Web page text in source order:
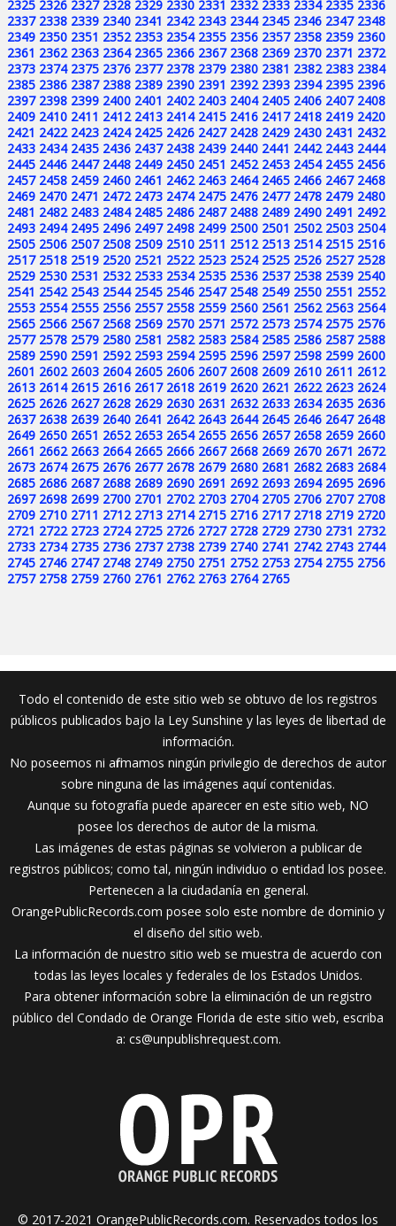
2325 2326 2327 2328 2329 2330 2331 2332 2333 2334 2335 2336
2337 2338 2339 2340 2341 2342 2343 2344 2345 2346 2347 2348
2349 2350 2351 2352 2353 2354 2355 2356 2357 2358 2359 2360
2361 2362 2363 2364 2365 2366 2367 2368 2369 2370 2371 2372
2373 2374 2375 2376 2377 2378 2379 2380 2381 2382 2383 2384
2385 2386 2387 2388 2389 2390 2391 2392 2393 2394 2395 2396
2397 2398 2399 2400 2401 2402 2403 2404 2405 2406 2407 2408
2409 2410 2411 2412 2413 2414 2415 2416 2417 2418 2419 2420
2421 2422 2423 2424 2425 2426 2427 2428 2429 2430 2431 2432
2433 2434 2435 2436 2437 2438 2439 2440 2441 2442 2443 2444
2445 2446 2447 2448 2449 2450 2451 2452 2453 2454 2455 2456
2457 2458 2459 2460 2461 2462 2463 2464 2465 2466 2467 2468
2469 2470 2471 2472 2473 2474 2475 2476 2477 2478 2479 2480
2481 2482 2483 2484 2485 2486 2487 2488 2489 2490 2491 2492
2493 2494 2495 2496 2497 2498 2499 2500 2501 2502 2503 2504
2505 2506 2507 2508 2509 2510 2511 2512 2513 2514 2515 2516
2517 2518 2519 2520 2521 2522 2523 2524 2525 2526 2527 2528
2529 2530 2531 2532 2533 2534 2535 2536 2537 2538 2539 2540
2541 2542 2543 2544 2545 2546 2547 2548 2549 2550 2551 2552
2553 2554 2555 2556 2557 2558 2559 2560 2561 2562 2563 2564
2565 2566 2567 2568 2569 2570 2571 2572 2573 2574 2575 2576
2577 2578 2579 2580 2581 2582 2583 2584 2585 2586 2587 2588
2589 2590 2591 2592 2593 2594 2595 2596 2597 2598 2599 2600
2601 2602 2603 2604 2605 2606 2607 2608 2609 2610 2611 2612
2613 2614 2615 2616 2617 2618 2619 2620 2621 2622 2623 2624
2625 2626 2627 2628 2629 2630 2631 2632 2633 2634 2635 2636
2637 2638 2639 2640 2641 2642 2643 2644 2645 2646 2647 2648
2649 2650 2651 2652 2653 2654 2655 2656 2657 2658 2659 2660
2661 2662 2663 2664 2665 2666 2667 2668 2669 2670 2671 2672
2673 2674 2675 2676 2677 2678 2679 2680 2681 2682 2683 2684
2685 2686 2687 2688 2689 2690 2691 2692 2693 2694 2695 2696
2697 2698 2699 2700 2701 2702 2703 2704 2705 2706 2707 2708
2709 2710 2711 2712 2713 2714 2715 2716 2717 2718 2719 2720
2721 2722 2723 2724 2725 2726 2727 2728 2729 2730 2731 2732
2733 2734 2735 2736 2737 2738 2739 2740 2741 2742 2743 2744
2745 2746 2747 2748 2749 2750 2751 2752 2753 2754 2755 2756
2757 2758 2759 2760 2761 2762 2763 2764 2765
Todo el contenido de este sitio web se obtuvo de los registros
públicos publicados bajo la Ley Sunshine y las leyes de libertad de
información.
No poseemos ni afirmamos ningún privilegio de derechos de autor
sobre ninguna de las imágenes aquí contenidas.
Aunque su fotografía puede aparecer en este sitio web, NO
posee los derechos de autor de la misma.
Las imágenes de estas páginas se volvieron a publicar de
registros públicos; como tal, ningún individuo o entidad los posee.
Pertenecen a la ciudadanía en general.
OrangePublicRecords.com posee solo este nombre de dominio y
el diseño del sitio web.
La información de nuestro sitio web se muestra de acuerdo con
todas las leyes locales y federales de los Estados Unidos.
Para obtener información sobre la eliminación de un registro
público del Condado de Orange Florida de este sitio web, escriba
a: cs@unpublishrequest.com.
© 2017-2021 OrangePublicRecords.com. Reservados todos los